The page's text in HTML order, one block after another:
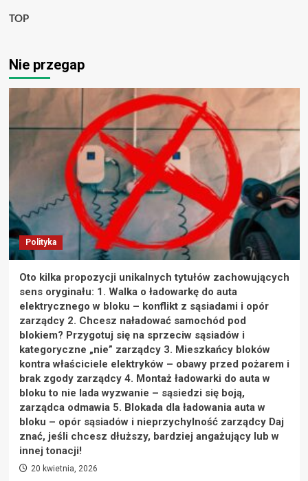
TOP
Nie przegap
Polityka
Oto kilka propozycji unikalnych tytułów zachowujących
sens oryginału: 1. Walka o ładowarkę do auta
elektrycznego w bloku – konflikt z sąsiadami i opór
zarządcy 2. Chcesz naładować samochód pod
blokiem? Przygotuj się na sprzeciw sąsiadów i
kategoryczne „nie” zarządcy 3. Mieszkańcy bloków
kontra właściciele elektryków – obawy przed pożarem i
brak zgody zarządcy 4. Montaż ładowarki do auta w
bloku to nie lada wyzwanie – sąsiedzi się boją,
zarządca odmawia 5. Blokada dla ładowania auta w
bloku – opór sąsiadów i nieprzychylność zarządcy Daj
znać, jeśli chcesz dłuższy, bardziej angażujący lub w
innej tonacji!
20 kwietnia, 2026